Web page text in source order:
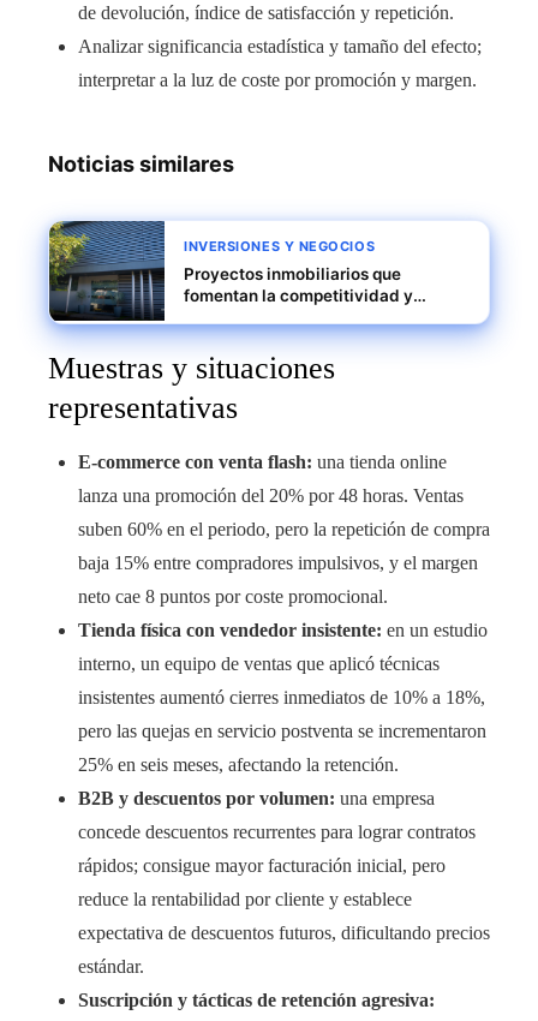
de devolución, índice de satisfacción y repetición.
Analizar significancia estadística y tamaño del efecto;
interpretar a la luz de coste por promoción y margen.
Noticias similares
INVERSIONES Y NEGOCIOS
Proyectos inmobiliarios que
fomentan la competitividad y
Muestras y situaciones
representativas
E-commerce con venta flash: una tienda online
lanza una promoción del 20% por 48 horas. Ventas
suben 60% en el periodo, pero la repetición de compra
baja 15% entre compradores impulsivos, y el margen
neto cae 8 puntos por coste promocional.
Tienda física con vendedor insistente: en un estudio
interno, un equipo de ventas que aplicó técnicas
insistentes aumentó cierres inmediatos de 10% a 18%,
pero las quejas en servicio postventa se incrementaron
25% en seis meses, afectando la retención.
B2B y descuentos por volumen: una empresa
concede descuentos recurrentes para lograr contratos
rápidos; consigue mayor facturación inicial, pero
reduce la rentabilidad por cliente y establece
expectativa de descuentos futuros, dificultando precios
estándar.
Suscripción y tácticas de retención agresiva: